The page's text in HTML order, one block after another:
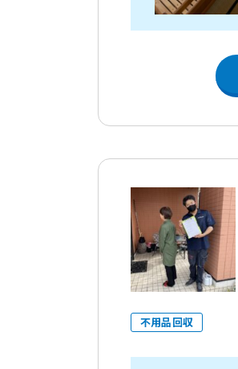
不用品回収